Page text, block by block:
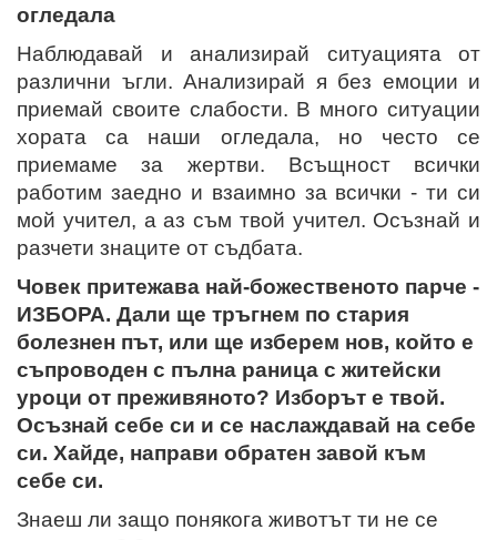
огледала
Наблюдавай и анализирай ситуацията от
различни ъгли. Анализирай я без емоции и
приемай своите слабости. В много ситуации
хората са наши огледала, но често се
приемаме за жертви. Всъщност всички
работим заедно и взаимно за всички - ти си
мой учител, а аз съм твой учител. Осъзнай и
разчети знаците от съдбата.
Човек притежава най-божественото парче -
ИЗБОРА. Дали ще тръгнем по стария
болезнен път, или ще изберем нов, който е
съпроводен с пълна раница с житейски
уроци от преживяното? Изборът е твой.
Осъзнай себе си и се наслаждавай на себе
си. Хайде, направи обратен завой към
себе си.
Знаеш ли защо понякога животът ти не се